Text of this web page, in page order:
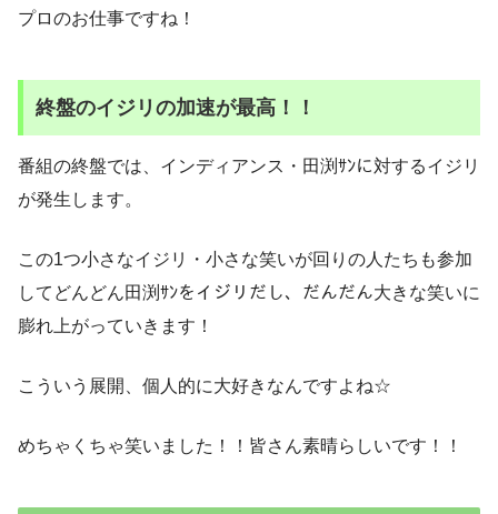
プロのお仕事ですね！
終盤のイジリの加速が最高！！
番組の終盤では、インディアンス・田渕ｻﾝに対するイジリ
が発生します。
この1つ小さなイジリ・小さな笑いが回りの人たちも参加
してどんどん田渕ｻﾝをイジリだし、だんだん大きな笑いに
膨れ上がっていきます！
こういう展開、個人的に大好きなんですよね☆
めちゃくちゃ笑いました！！皆さん素晴らしいです！！